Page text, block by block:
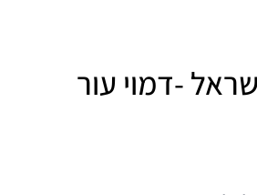
-דמוי עור